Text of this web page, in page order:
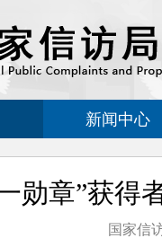
新闻中心
勋章”获得
国家信